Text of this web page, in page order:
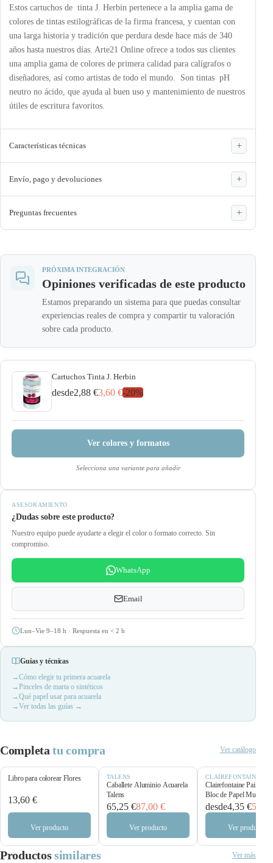
Estos cartuchos de tinta J. Herbin pertenece a la amplia gama de
colores de tintas estilográficas de la firma francesa, y cuentan con
una larga historia y tradición que perdura desde hace más de 340
años hasta nuestros días. Arte21 Online ofrece a todos sus clientes
una amplia gama de colores de primera calidad para calígrafos o
diseñadores, así como artistas de todo el mundo. Son tintas pH
neutro no ácido, que ayuda al buen uso y mantenimiento de nuestros
útiles de escritura favoritos.
Características técnicas
Envío, pago y devoluciones
Preguntas frecuentes
PRÓXIMA INTEGRACIÓN
Opiniones verificadas de este producto
Estamos preparando un sistema para que puedas consultar
experiencias reales de compra y compartir tu valoración
sobre cada producto.
Cartuchos Tinta J. Herbin
desde2,88 €3,60 €-20%
Ver colores y formatos
Selecciona una variante para añadir
ASESORAMIENTO
¿Dudas sobre este producto?
Nuestro equipo puede ayudarte a elegir el color o formato correcto. Sin
compromiso.
WhatsApp
Email
Lun–Vie 9–18 h · Respuesta en < 2 h
Guías y técnicas
Cómo elegir tu primera acuarela
Pinceles de marta o sintéticos
Qué papel usar para acuarela
Ver todas las guías →
Completa tu compra Ver catálogo
Libro para colorear Flores
13,60 €
Ver producto
TALENS
Caballete Aluminio Acuarela
Talens
65,25 €87,00 €
Ver producto
CLAIREFONTAINE
Clairefontaine
Bloc de Papel
250 g/m²
desde4,35 €5,80
Ver producto
Productos similares Ver más